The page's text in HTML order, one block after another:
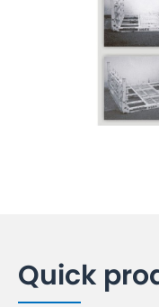
Quick